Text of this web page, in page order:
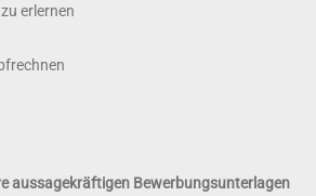
erlernen
aussagekräftigen Bewerbungsunterlagen